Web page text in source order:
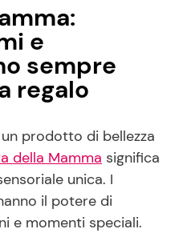
e
sempre
regalo
prodotto di bellezza
della Mamma significa
unica. I
il potere di
e momenti speciali.